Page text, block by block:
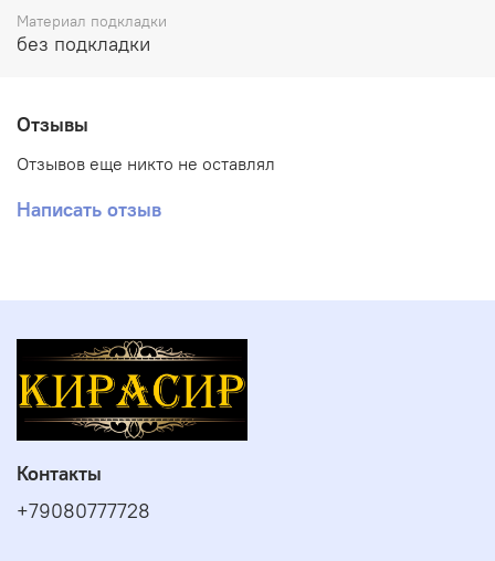
Материал подкладки
без подкладки
Отзывы
Отзывов еще никто не оставлял
Написать отзыв
Контакты
+79080777728